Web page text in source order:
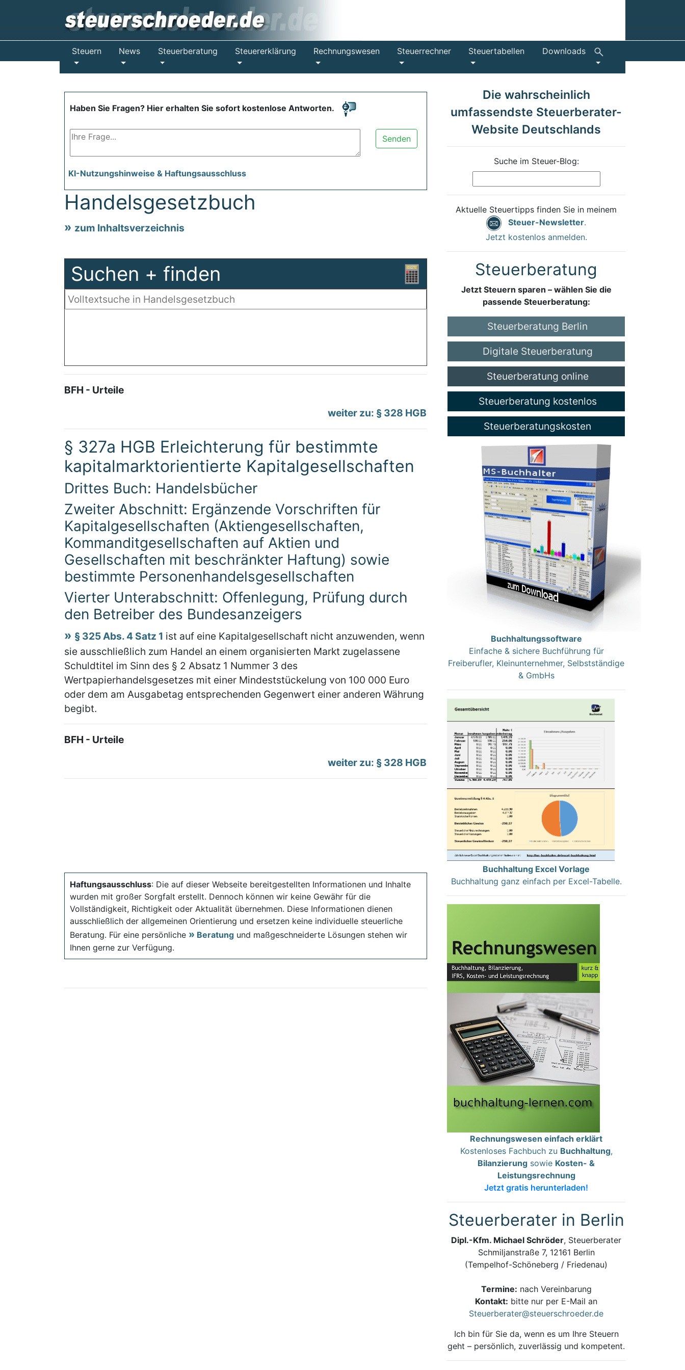
Steuern News Steuerberatung Steuererklärung Rechnungswesen Steuerrechner Steuertabellen Downloads
Haben Sie Fragen? Hier erhalten Sie sofort kostenlose Antworten.
Senden
KI-Nutzungshinweise & Haftungsausschluss
Handelsgesetzbuch
zum Inhaltsverzeichnis
Suchen + finden
BFH - Urteile
weiter zu: § 328 HGB
§ 327a HGB Erleichterung für bestimmte
kapitalmarktorientierte Kapitalgesellschaften
Drittes Buch: Handelsbücher
Zweiter Abschnitt: Ergänzende Vorschriften für
Kapitalgesellschaften (Aktiengesellschaften,
Kommanditgesellschaften auf Aktien und
Gesellschaften mit beschränkter Haftung) sowie
bestimmte Personenhandelsgesellschaften
Vierter Unterabschnitt: Offenlegung, Prüfung durch
den Betreiber des Bundesanzeigers
§ 325 Abs. 4 Satz 1 ist auf eine Kapitalgesellschaft nicht anzuwenden, wenn
sie ausschließlich zum Handel an einem organisierten Markt zugelassene
Schuldtitel im Sinn des § 2 Absatz 1 Nummer 3 des
Wertpapierhandelsgesetzes mit einer Mindeststückelung von 100 000 Euro
oder dem am Ausgabetag entsprechenden Gegenwert einer anderen Währung
begibt.
BFH - Urteile
weiter zu: § 328 HGB
Haftungsausschluss: Die auf dieser Webseite bereitgestellten Informationen und Inhalte
wurden mit großer Sorgfalt erstellt. Dennoch können wir keine Gewähr für die
Vollständigkeit, Richtigkeit oder Aktualität übernehmen. Diese Informationen dienen
ausschließlich der allgemeinen Orientierung und ersetzen keine individuelle steuerliche
Beratung. Für eine persönliche
Beratung und maßgeschneiderte Lösungen stehen wir
Ihnen gerne zur Verfügung.
Die wahrscheinlich
umfassendste Steuerberater-
Website Deutschlands
Suche im Steuer-Blog:
Aktuelle Steuertipps finden Sie in meinem
Steuer-Newsletter.
Jetzt kostenlos anmelden.
Steuerberatung
Jetzt Steuern sparen – wählen Sie die
passende Steuerberatung:
Steuerberatung Berlin
Digitale Steuerberatung
Steuerberatung online
Steuerberatung kostenlos
Steuerberatungskosten
Buchhaltungssoftware
Einfache & sichere Buchführung für
Freiberufler, Kleinunternehmer, Selbstständige
& GmbHs
Buchhaltung Excel Vorlage
Buchhaltung ganz einfach per Excel-Tabelle.
Rechnungswesen einfach erklärt
Kostenloses Fachbuch zu Buchhaltung,
Bilanzierung sowie Kosten- &
Leistungsrechnung
Jetzt gratis herunterladen!
Steuerberater in Berlin
Dipl.-Kfm. Michael Schröder, Steuerberater
Schmiljanstraße 7, 12161 Berlin
(Tempelhof-Schöneberg / Friedenau)
Termine: nach Vereinbarung
Kontakt: bitte nur per E-Mail an
Steuerberater@steuerschroeder.de
Ich bin für Sie da, wenn es um Ihre Steuern
geht – persönlich, zuverlässig und kompetent.